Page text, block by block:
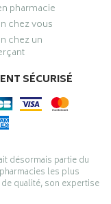
pharmacie
chez vous
chez un
SÉCURISÉ
désormais partie du
les plus
qualité, son expertise